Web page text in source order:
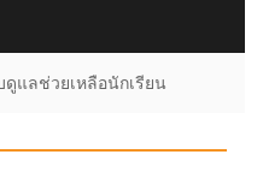
แลช่วยเหลือนักเรียน